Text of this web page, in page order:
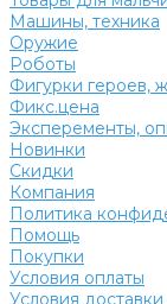
Машины, техника
Оружие
Роботы
Фигурки героев,
Фикс.цена
Эксперементы,
Новинки
Скидки
Компания
Политика
Помощь
Покупки
Условия оплаты
Условия доставки